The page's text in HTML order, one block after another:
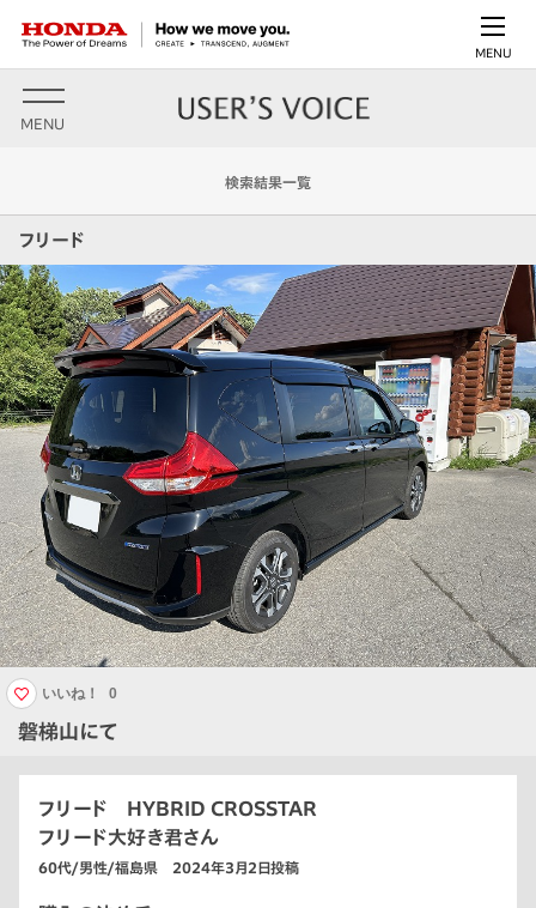
MENU
MENU
検索結果一覧
フリード
磐梯山にて
いいね！ 0
フリード HYBRID CROSSTAR
フリード大好き君さん
60代/男性/福島県 2024年3月2日投稿